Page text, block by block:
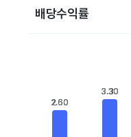
배당수익률
The chart has 1 Y
2.60
2.60
3.30
3.30